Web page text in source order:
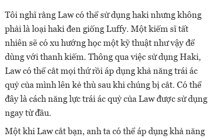
Tôi nghĩ rằng Law có thể sử dụng haki nhưng không
phải là loại haki đen giống Luffy. Một kiếm sĩ tất
nhiên sẽ có xu hướng học một kỹ thuật như vậy để
dùng với thanh kiếm. Thông qua việc sử dụng Haki,
Law có thể cắt mọi thứ rồi áp dụng khả năng trái ác
quỷ của mình lên kẻ thù sau khi chúng bị cắt. Có thể
đây là cách năng lực trái ác quỷ của Law được sử dụng
ngay từ đầu.
Một khi Law cắt bạn, anh ta có thể áp dụng khả năng